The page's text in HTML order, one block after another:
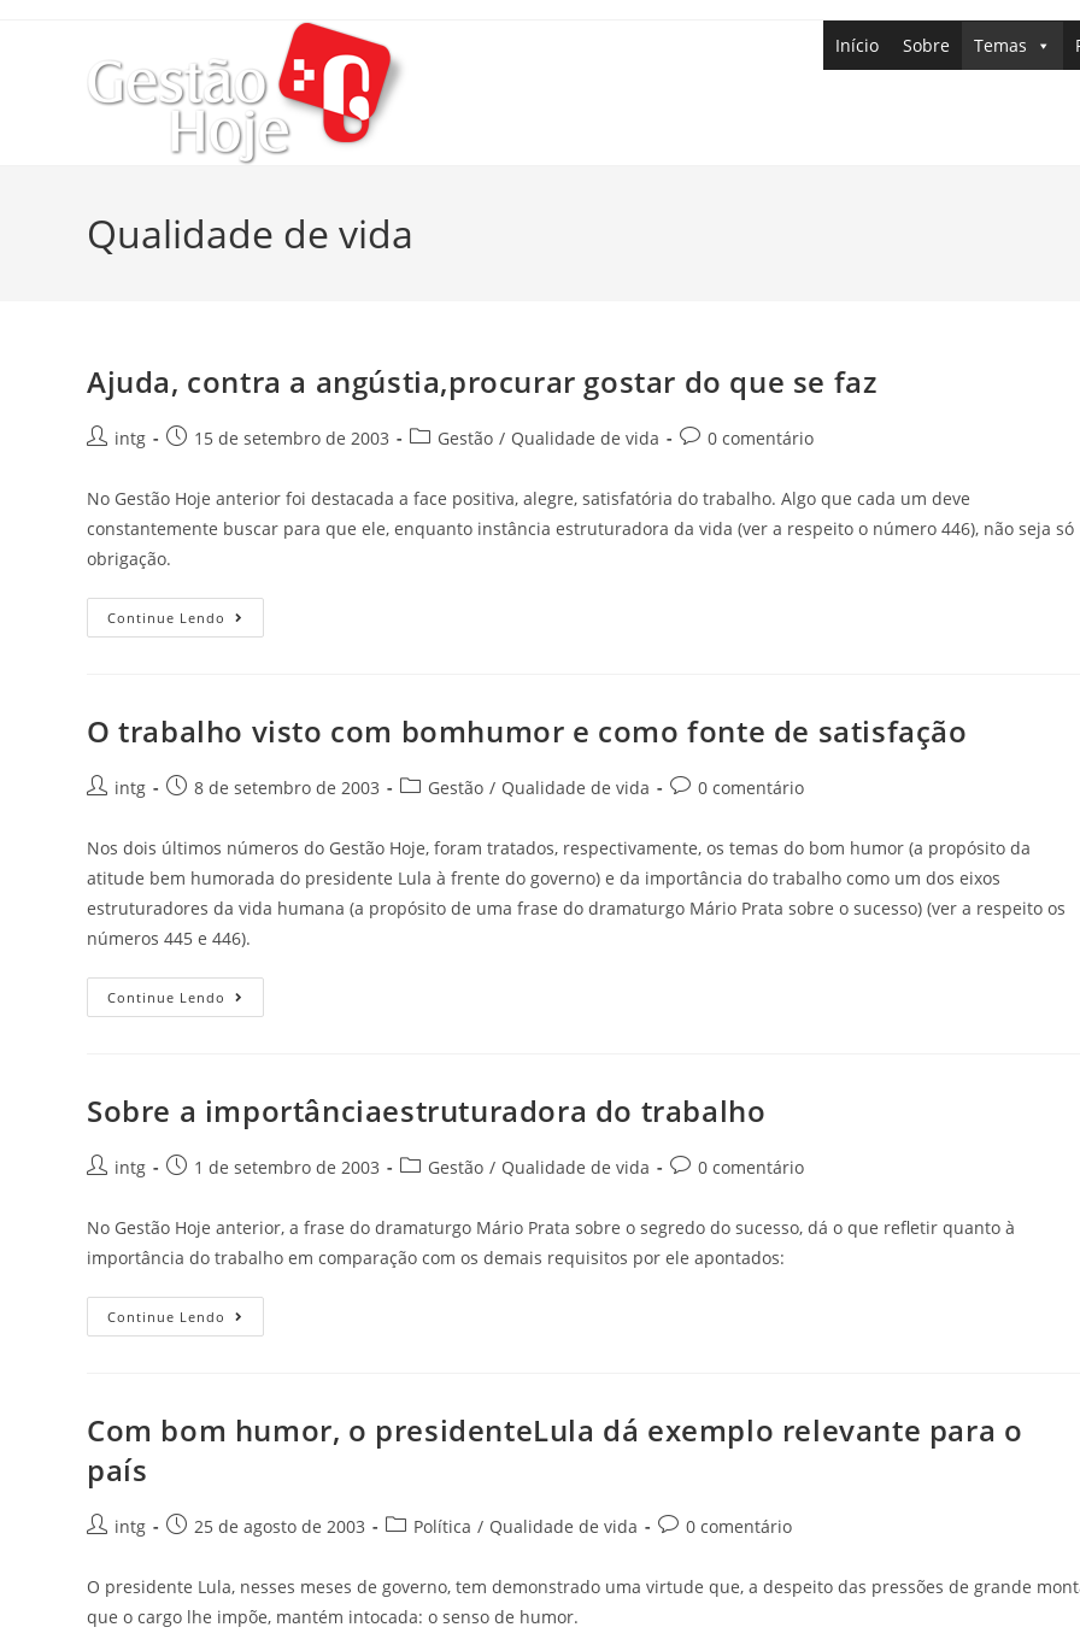
Início Sobre Temas
Qualidade de vida
Ajuda, contra a angústia,procurar gostar do que se faz
intg 15 de setembro de 2003 Gestão / Qualidade de vida 0 comentário
No Gestão Hoje anterior foi destacada a face positiva, alegre, satisfatória do trabalho. Algo que cada um deve
constantemente buscar para que ele, enquanto instância estruturadora da vida (ver a respeito o número 446), não seja só
obrigação.
Continue Lendo
O trabalho visto com bomhumor e como fonte de satisfação
intg 8 de setembro de 2003 Gestão / Qualidade de vida 0 comentário
Nos dois últimos números do Gestão Hoje, foram tratados, respectivamente, os temas do bom humor (a propósito da
atitude bem humorada do presidente Lula à frente do governo) e da importância do trabalho como um dos eixos
estruturadores da vida humana (a propósito de uma frase do dramaturgo Mário Prata sobre o sucesso) (ver a respeito os
números 445 e 446).
Continue Lendo
Sobre a importânciaestruturadora do trabalho
intg 1 de setembro de 2003 Gestão / Qualidade de vida 0 comentário
No Gestão Hoje anterior, a frase do dramaturgo Mário Prata sobre o segredo do sucesso, dá o que refletir quanto à
importância do trabalho em comparação com os demais requisitos por ele apontados:
Continue Lendo
Com bom humor, o presidenteLula dá exemplo relevante para o
país
intg 25 de agosto de 2003 Política / Qualidade de vida 0 comentário
O presidente Lula, nesses meses de governo, tem demonstrado uma virtude que, a despeito das pressões de grande
que o cargo lhe impõe, mantém intocada: o senso de humor.